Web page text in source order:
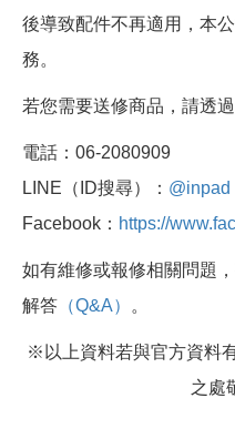
後導致配件不再適用，本
務。
若您需要送修商品，請透
電話：06-2080909
LINE（ID搜尋）： @inpad
Facebook： https://
如有維修或報修相關問題
解答 （Q&A） 。
※以上資料若與官方資料
之處